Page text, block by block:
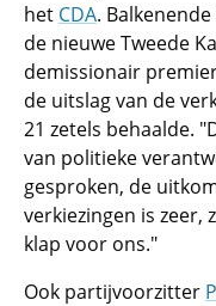
het CDA.
de nieuwe Tweede
demissionair
de uitslag van de
21 zetels behaalde.
van politieke
gesproken, de
verkiezingen is zeer,
klap voor ons."
Ook partijvoorzitter